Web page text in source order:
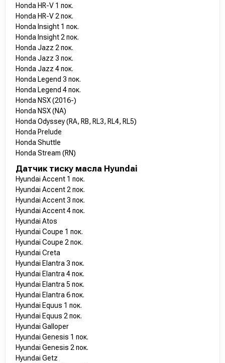
Honda HR-V 1 пок.
Honda HR-V 2 пок.
Honda Insight 1 пок.
Honda Insight 2 пок.
Honda Jazz 2 пок.
Honda Jazz 3 пок.
Honda Jazz 4 пок.
Honda Legend 3 пок.
Honda Legend 4 пок.
Honda NSX (2016-)
Honda NSX (NA)
Honda Odyssey (RA, RB, RL3, RL4, RL5)
Honda Prelude
Honda Shuttle
Honda Stream (RN)
Датчик тиску масла Hyundai
Hyundai Accent 1 пок.
Hyundai Accent 2 пок.
Hyundai Accent 3 пок.
Hyundai Accent 4 пок.
Hyundai Atos
Hyundai Coupe 1 пок.
Hyundai Coupe 2 пок.
Hyundai Creta
Hyundai Elantra 3 пок.
Hyundai Elantra 4 пок.
Hyundai Elantra 5 пок.
Hyundai Elantra 6 пок.
Hyundai Equus 1 пок.
Hyundai Equus 2 пок.
Hyundai Galloper
Hyundai Genesis 1 пок.
Hyundai Genesis 2 пок.
Hyundai Getz